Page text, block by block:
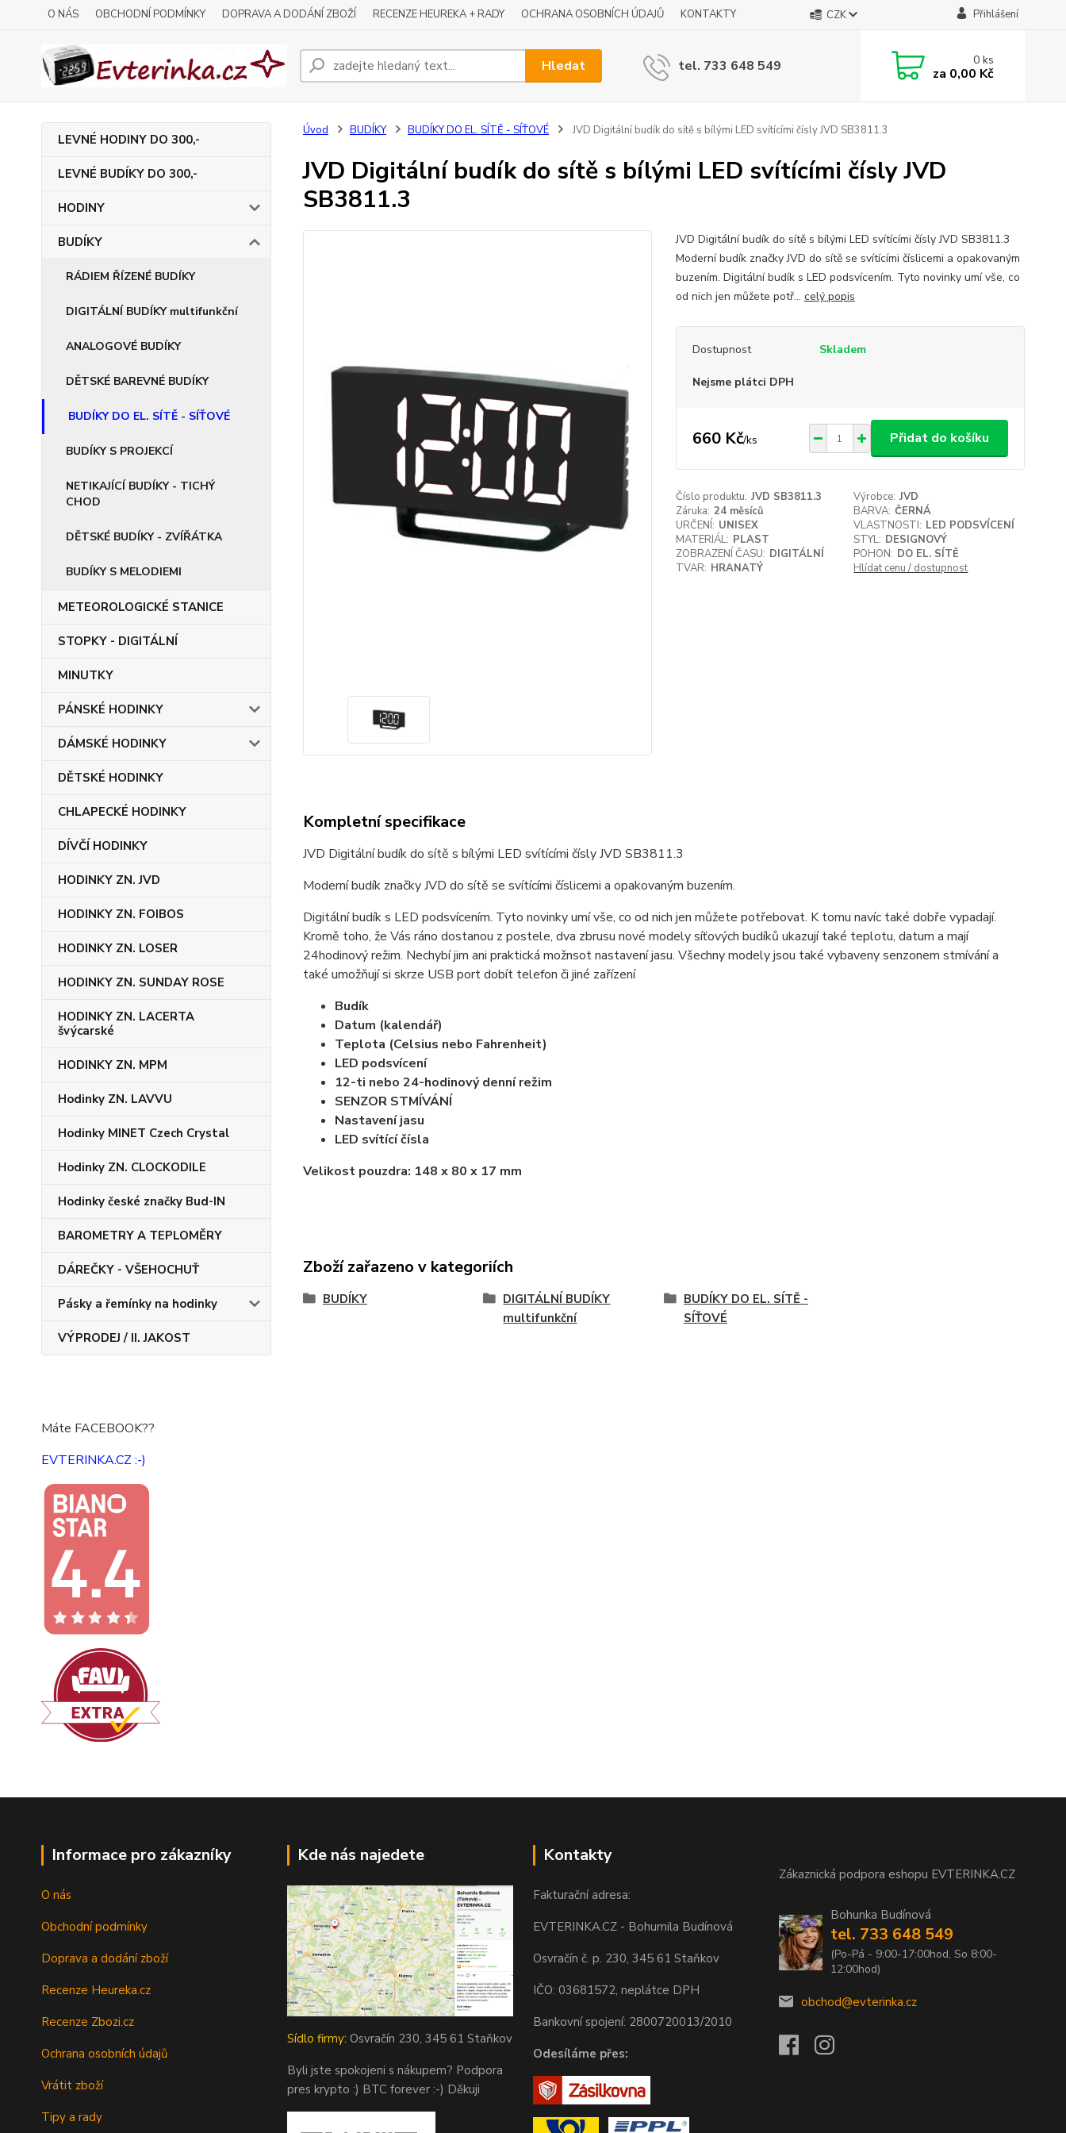
O NÁS OBCHODNÍ PODMÍNKY DOPRAVA A DODÁNÍ ZBOŽÍ RECENZE HEUREKA + RADY OCHRANA OSOBNÍCH ÚDAJŮ KONTAKTY CZK Přihlášení
Hledat tel. 733 648 549 0ks
za 0,00 Kč
LEVNÉ HODINY DO 300,-
LEVNÉ BUDÍKY DO 300,-
HODINY
BUDÍKY
RÁDIEM ŘÍZENÉ BUDÍKY
DIGITÁLNÍ BUDÍKY multifunkční
ANALOGOVÉ BUDÍKY
DĚTSKÉ BAREVNÉ BUDÍKY
BUDÍKY DO EL. SÍTĚ - SÍŤOVÉ
BUDÍKY S PROJEKCÍ
NETIKAJÍCÍ BUDÍKY - TICHÝ
CHOD
DĚTSKÉ BUDÍKY - ZVÍŘÁTKA
BUDÍKY S MELODIEMI
METEOROLOGICKÉ STANICE
STOPKY - DIGITÁLNÍ
MINUTKY
PÁNSKÉ HODINKY
DÁMSKÉ HODINKY
DĚTSKÉ HODINKY
CHLAPECKÉ HODINKY
DÍVČÍ HODINKY
HODINKY ZN. JVD
HODINKY ZN. FOIBOS
HODINKY ZN. LOSER
HODINKY ZN. SUNDAY ROSE
HODINKY ZN. LACERTA
švýcarské
HODINKY ZN. MPM
Hodinky ZN. LAVVU
Hodinky MINET Czech Crystal
Hodinky ZN. CLOCKODILE
Hodinky české značky Bud-IN
BAROMETRY A TEPLOMĚRY
DÁREČKY - VŠEHOCHUŤ
Pásky a řemínky na hodinky
VÝPRODEJ / II. JAKOST
Máte FACEBOOK??
EVTERINKA.CZ :-)
Úvod BUDÍKY BUDÍKY DO EL. SÍTĚ - SÍŤOVÉ JVD Digitální budík do sítě s bílými LED svítícími čísly JVD SB3811.3
JVD Digitální budík do sítě s bílými LED svítícími čísly JVD
SB3811.3
JVD Digitální budík do sítě s bílými LED svítícími čísly JVD SB3811.3
Moderní budík značky JVD do sítě se svítícími číslicemi a opakovaným
buzením. Digitální budík s LED podsvícením. Tyto novinky umí vše, co
od nich jen můžete potř... celý popis
Dostupnost Skladem
Nejsme plátci DPH
660 Kč/ks Přidat do košíku
Číslo produktu: JVD SB3811.3 Výrobce: JVD
Záruka: 24 měsíců BARVA: ČERNÁ
URČENÍ: UNISEX VLASTNOSTI: LED PODSVÍCENÍ
MATERIÁL: PLAST STYL: DESIGNOVÝ
ZOBRAZENÍ ČASU: DIGITÁLNÍ POHON: DO EL. SÍTĚ
TVAR: HRANATÝ Hlídat cenu / dostupnost
Kompletní specifikace
JVD Digitální budík do sítě s bílými LED svítícími čísly JVD SB3811.3
Moderní budík značky JVD do sítě se svítícími číslicemi a opakovaným buzením.
Digitální budík s LED podsvícením. Tyto novinky umí vše, co od nich jen můžete potřebovat. K tomu navíc také dobře vypadají.
Kromě toho, že Vás ráno dostanou z postele, dva zbrusu nové modely síťových budíků ukazují také teplotu, datum a mají
24hodinový režim. Nechybí jim ani praktická možnsot nastavení jasu. Všechny modely jsou také vybaveny senzonem stmívání a
také umožňují si skrze USB port dobít telefon či jiné zařízení
Budík
Datum (kalendář)
Teplota (Celsius nebo Fahrenheit)
LED podsvícení
12-ti nebo 24-hodinový denní režim
SENZOR STMÍVÁNÍ
Nastavení jasu
LED svítící čísla
Velikost pouzdra: 148 x 80 x 17 mm
Zboží zařazeno v kategoriích
BUDÍKY
DIGITÁLNÍ BUDÍKY
multifunkční
BUDÍKY DO EL. SÍTĚ -
SÍŤOVÉ
Informace pro zákazníky
O nás
Obchodní podmínky
Doprava a dodání zboží
Recenze Heureka.cz
Recenze Zbozi.cz
Ochrana osobních údajů
Vrátit zboží
Tipy a rady
Kde nás najedete
Sídlo firmy: Osvračín 230, 345 61 Staňkov
Byli jste spokojeni s nákupem? Podpora
pres krypto :) BTC forever :-) Děkuji
Kontakty
Fakturační adresa:
EVTERINKA.CZ - Bohumila Budínová
Osvračín č. p. 230, 345 61 Staňkov
IČO: 03681572, neplátce DPH
Bankovní spojení: 2800720013/2010
Odesíláme přes:
Zákaznická podpora eshopu EVTERINKA.CZ
Bohunka Budínová
tel. 733 648 549
(Po-Pá - 9:00-17:00hod, So 8:00-
12:00hod)
obchod@evterinka.cz